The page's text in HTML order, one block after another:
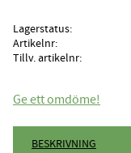
Lagerstatus
Artikelnr
Tillv. artikelnr
Ge ett omdöme!
BESKRIVNING